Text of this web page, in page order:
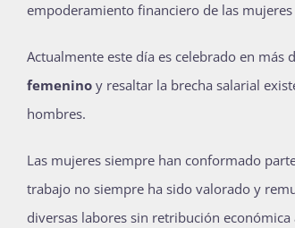
empoderamiento financiero de las
Actualmente este día es celebrado en más
femenino y resaltar la brecha salarial
hombres.
Las mujeres siempre han conformado
trabajo no siempre ha sido valorado y
diversas labores sin retribución económica